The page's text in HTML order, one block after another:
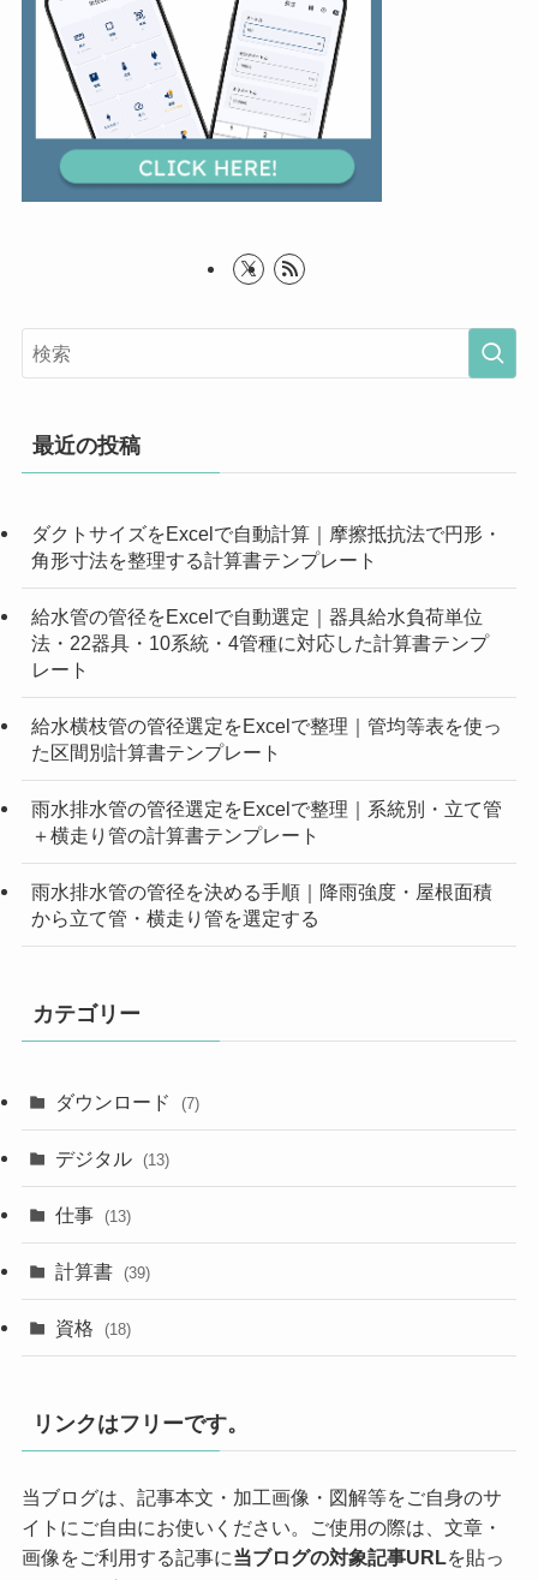
最近の投稿
ダクトサイズをExcelで自動計算｜摩擦抵抗法で円形・
角形寸法を整理する計算書テンプレート
給水管の管径をExcelで自動選定｜器具給水負荷単位
法・22器具・10系統・4管種に対応した計算書テンプ
レート
給水横枝管の管径選定をExcelで整理｜管均等表を使っ
た区間別計算書テンプレート
雨水排水管の管径選定をExcelで整理｜系統別・立て管
＋横走り管の計算書テンプレート
雨水排水管の管径を決める手順｜降雨強度・屋根面積
から立て管・横走り管を選定する
カテゴリー
ダウンロード (7)
デジタル (13)
仕事 (13)
計算書 (39)
資格 (18)
リンクはフリーです。
当ブログは、記事本文・加工画像・図解等をご自身のサ
イトにご自由にお使いください。ご使用の際は、文章・
画像をご利用する記事に当ブログの対象記事URLを貼っ